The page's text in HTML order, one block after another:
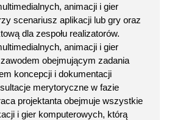
animacji i gier
scenariusz aplikacji lub gry oraz
dla zespołu realizatorów.
animacji i gier
obejmującym zadania
koncepcji i dokumentacji
merytoryczne w fazie
projektanta obejmuje wszystkie
i gier komputerowych, którą